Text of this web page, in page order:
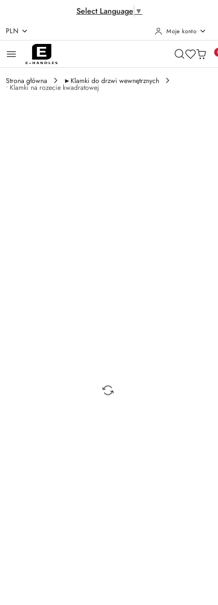
Select Language ▼
Przejdź do treści głównej
Przejdź do wyszukiwarki
Przejdź do moje konto
Przejdź do menu głównego
Przejdź do opisu produktu
Przejdź do stopki
PLN Moje konto
Strona główna ►Klamki do drzwi wewnętrznych
• Klamki na rozecie kwadratowej